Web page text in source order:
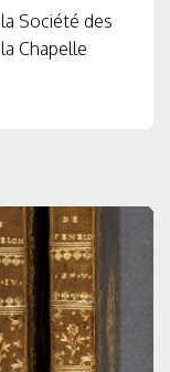
Société des
Chapelle